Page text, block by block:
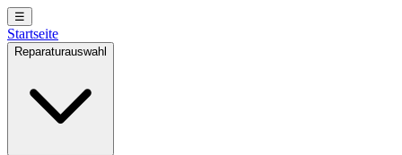
☰
Startseite
Reparaturauswahl